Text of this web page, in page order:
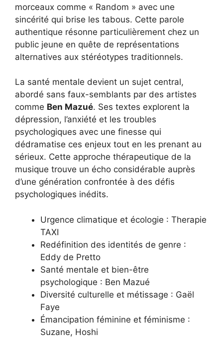
morceaux comme « Random » avec une
sincérité qui brise les tabous. Cette parole
authentique résonne particulièrement chez un
public jeune en quête de représentations
alternatives aux stéréotypes traditionnels.
La santé mentale devient un sujet central,
abordé sans faux-semblants par des artistes
comme Ben Mazué. Ses textes explorent la
dépression, l’anxiété et les troubles
psychologiques avec une finesse qui
dédramatise ces enjeux tout en les prenant au
sérieux. Cette approche thérapeutique de la
musique trouve un écho considérable auprès
d’une génération confrontée à des défis
psychologiques inédits.
Urgence climatique et écologie : Therapie
TAXI
Redéfinition des identités de genre :
Eddy de Pretto
Santé mentale et bien-être
psychologique : Ben Mazué
Diversité culturelle et métissage : Gaël
Faye
Émancipation féminine et féminisme :
Suzane, Hoshi